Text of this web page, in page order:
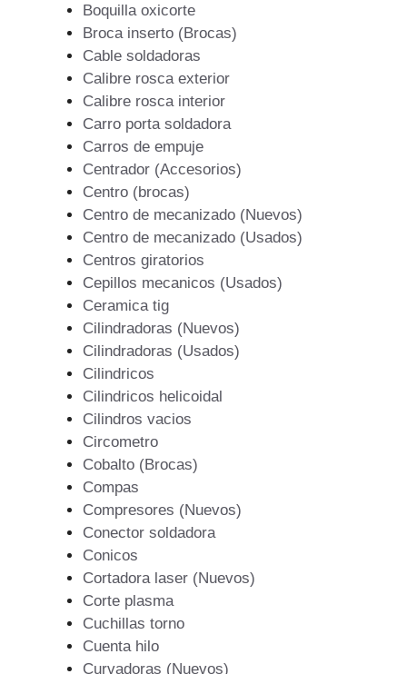
Boquilla oxicorte
Broca inserto (Brocas)
Cable soldadoras
Calibre rosca exterior
Calibre rosca interior
Carro porta soldadora
Carros de empuje
Centrador (Accesorios)
Centro (brocas)
Centro de mecanizado (Nuevos)
Centro de mecanizado (Usados)
Centros giratorios
Cepillos mecanicos (Usados)
Ceramica tig
Cilindradoras (Nuevos)
Cilindradoras (Usados)
Cilindricos
Cilindricos helicoidal
Cilindros vacios
Circometro
Cobalto (Brocas)
Compas
Compresores (Nuevos)
Conector soldadora
Conicos
Cortadora laser (Nuevos)
Corte plasma
Cuchillas torno
Cuenta hilo
Curvadoras (Nuevos)